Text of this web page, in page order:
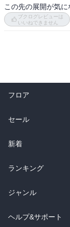
ドナルドだけでなく
は至難の業
というアランから
本当に驚かされたよ
のように動き、話
う程のようで
しまったら受け入
ジーナはエリオに
この先の展開が気に
ブクログレビューは
いいねできません
フロア
総合
ラノベ
雑誌・グラビア
BL・TL
セール
総合
ラノベ
雑誌・グラビア
BL・TL
新着
総合
ラノベ
雑誌・グラビア
ランキング
総合
ラノベ
ジャンル
コミック
ヘルプ&サポート